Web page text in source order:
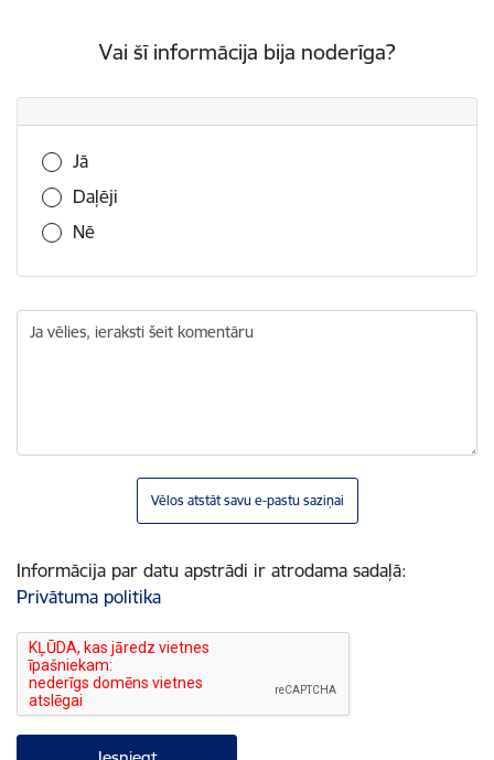
Vai šī informācija bija noderīga?
Vai šī informācija bija noderīga?
Jā
Daļēji
Nē
Ja vēlies, ieraksti šeit komentāru
Vēlos atstāt savu e-pastu saziņai
Informācija par datu apstrādi ir atrodama sadaļā:
Privātuma politika